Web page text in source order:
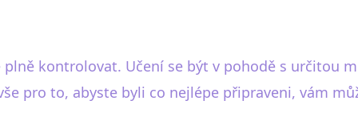
kontrolovat. Učení se být v pohodě s určitou
pro to, abyste byli co nejlépe připraveni, vám